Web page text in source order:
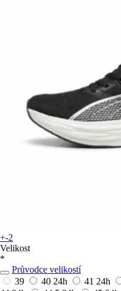
+-2
Velikost
*
Průvodce velikostí
39
40 24h 41 24h